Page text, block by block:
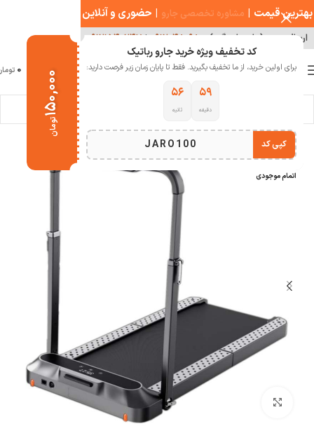
کد تخفیف ویژه خرید جارو رباتیک
برای اولین خرید، از ما تخفیف بگیرید. فقط تا پایان زمان زیر فرصت دارید:
۵۹
دقیقه
۵۴
ثانیه
JARO100 کپی کد
۱۵۰,۰۰۰
تومان
منو 0
خانه
-8%
اتمام موجودی
بهترین قیمت | مشاوره تخصصی جارو | حضوری و آنلاین
ارسال سریع ( با هماهنگی ) ۰۹۱۲۰۴۸۰۹۸۰ | ۰۹۱۲۱۵۴۰۲۴۷